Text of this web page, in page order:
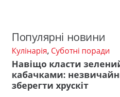
Популярні новини
Кулінарія, Суботні поради
Навіщо класти
кабачками:
зберегти хрускіт